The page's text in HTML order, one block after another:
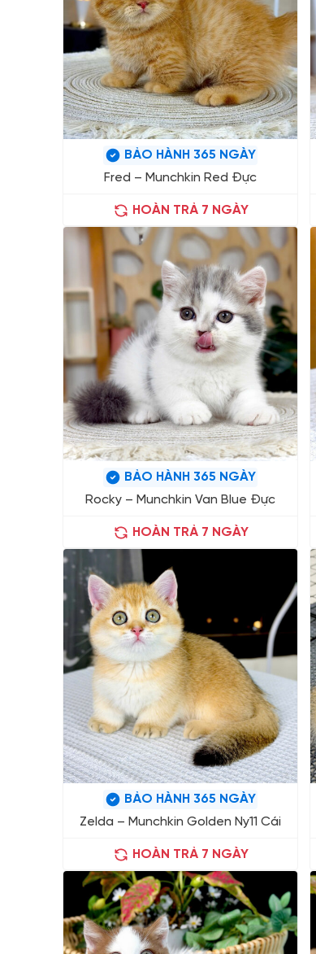
BẢO HÀNH 365 NGÀY
Fred – Munchkin Red Đực
HOÀN TRẢ 7 NGÀY
BẢO HÀNH 365 NGÀY
Rocky – Munchkin Van Blue Đực
HOÀN TRẢ 7 NGÀY
BẢO HÀNH 365 NGÀY
Zelda – Munchkin Golden Ny11 Cái
HOÀN TRẢ 7 NGÀY